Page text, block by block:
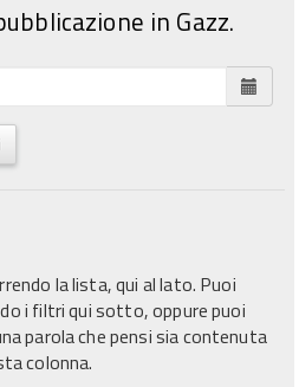
in Gazz.
la lista, qui al lato. Puoi
i filtri qui sotto, oppure puoi
parola che pensi sia contenuta
colonna.